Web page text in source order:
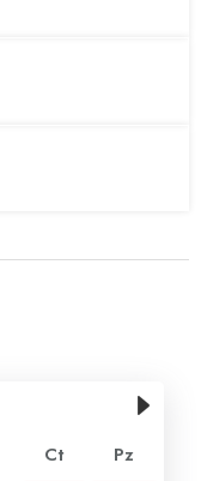
Ct
Pz